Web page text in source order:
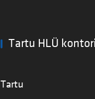
Tartu HLÜ
Tartu